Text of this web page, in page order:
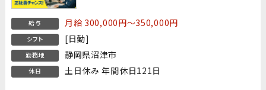
給与 月給 300,000円～350,000円
シフト [日勤]
勤務地 静岡県沼津市
休日 土日休み 年間休日121日